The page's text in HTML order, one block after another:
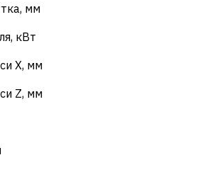
мм
кВт
X, мм
Z, мм